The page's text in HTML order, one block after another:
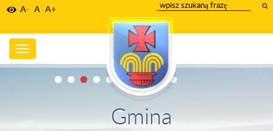
A- A A+
wpisz
szukany
tekst
Toggle
navigation
Gmina